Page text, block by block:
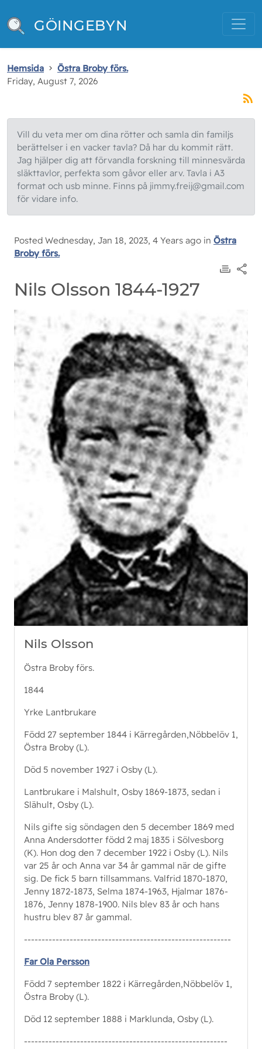
GÖINGEBYN
Hemsida
Östra Broby förs.
Friday, August 7, 2026
Vill du veta mer om dina rötter och samla din familjs
berättelser i en vacker tavla? Då har du kommit rätt.
Jag hjälper dig att förvandla forskning till minnesvärda
släkttavlor, perfekta som gåvor eller arv. Tavla i A3
format och usb minne. Finns på jimmy.freij@gmail.com
för vidare info.
Posted Wednesday, Jan 18, 2023, 4 Years ago in Östra
Broby förs.
Nils Olsson 1844-1927
Nils Olsson
Östra Broby förs.
1844
Yrke Lantbrukare
Född 27 september 1844 i Kärregården,Nöbbelöv 1,
Östra Broby (L).
Död 5 november 1927 i Osby (L).
Lantbrukare i Malshult, Osby 1869-1873, sedan i
Slähult, Osby (L).
Nils gifte sig söndagen den 5 december 1869 med
Anna Andersdotter född 2 maj 1835 i Sölvesborg
(K). Hon dog den 7 december 1922 i Osby (L). Nils
var 25 år och Anna var 34 år gammal när de gifte
sig. De fick 5 barn tillsammans. Valfrid 1870-1870,
Jenny 1872-1873, Selma 1874-1963, Hjalmar 1876-
1876, Jenny 1878-1900. Nils blev 83 år och hans
hustru blev 87 år gammal.
-----------------------------------------------------------
Far Ola Persson
Född 7 september 1822 i Kärregården,Nöbbelöv 1,
Östra Broby (L).
Död 12 september 1888 i Marklunda, Osby (L).
----------------------------------------------------------